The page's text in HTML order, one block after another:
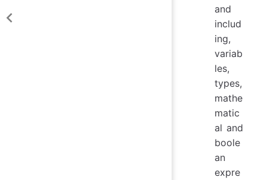
and
includ
ing,
variab
les,
types,
mathe
matic
al and
boole
an
expre